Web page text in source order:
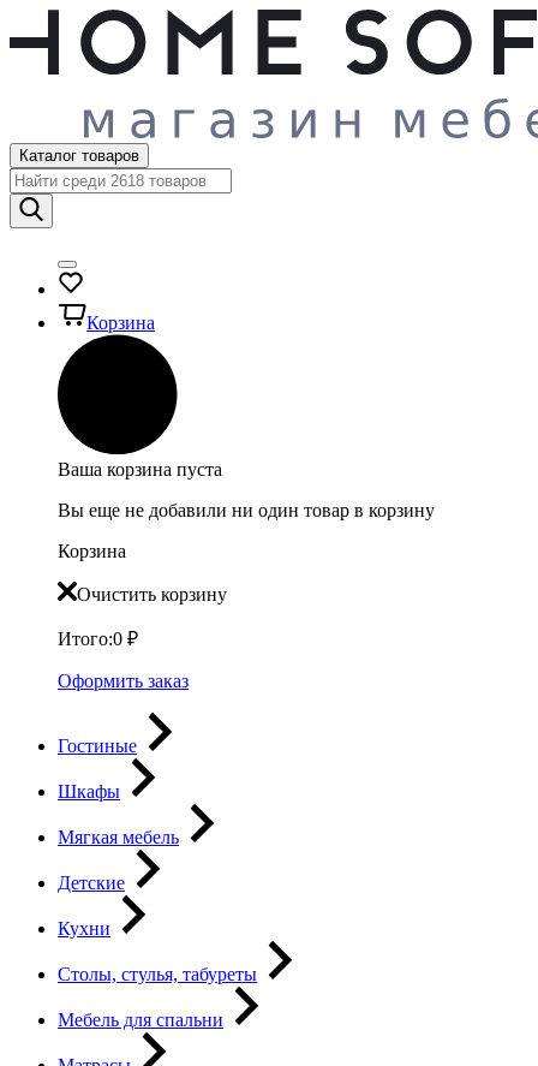
Каталог товаров
Корзина
Ваша корзина пуста
Вы еще не добавили ни один товар в корзину
Корзина
Очистить корзину
Итого:0 ₽
Оформить заказ
Гостиные
Шкафы
Мягкая мебель
Детские
Кухни
Столы, стулья, табуреты
Мебель для спальни